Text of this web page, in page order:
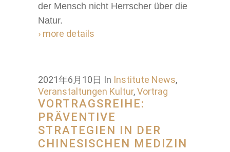
der Mensch nicht Herrscher über die
Natur.
› more details
2021年6月10日 In Institute News,
Veranstaltungen Kultur,Vortrag
VORTRAGSREIHE:
PRÄVENTIVE
STRATEGIEN IN DER
CHINESISCHEN MEDIZIN